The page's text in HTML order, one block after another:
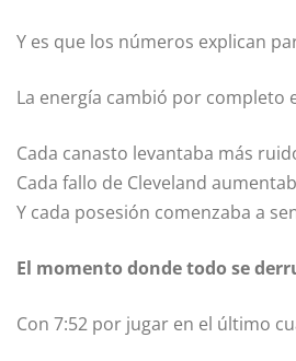
Y es que los números explican
La energía cambió por completo
Cada canasto levantaba más
Cada fallo de Cleveland
Y cada posesión comenzaba a
El momento donde todo se
Con 7:52 por jugar en el último